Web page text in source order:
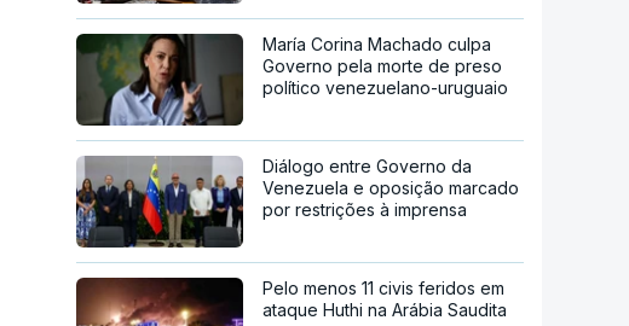
María Corina Machado culpa
Governo pela morte de preso
político venezuelano-uruguaio
Diálogo entre Governo da
Venezuela e oposição marcado
por restrições à imprensa
Pelo menos 11 civis feridos em
ataque Huthi na Arábia Saudita